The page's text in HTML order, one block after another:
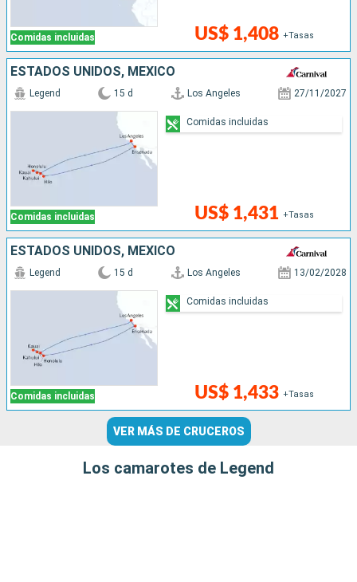
Comidas incluidas US$ 1,408 +Tasas
ESTADOS UNIDOS, MÉXICO
Comidas incluidas
Legend 15 d Los Angeles 27/11/2027
US$ 1,431 +Tasas
Comidas incluidas
ESTADOS UNIDOS, MÉXICO
Comidas incluidas
Legend 15 d Los Angeles 13/02/2028
US$ 1,433 +Tasas
Comidas incluidas
VER MÁS DE CRUCEROS
Los camarotes de Legend